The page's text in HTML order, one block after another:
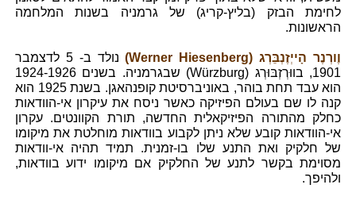
לחימת הבזק (בליץ-קריג) של גרמניה בשנות המלחמה
הראשונות.
וֶורְנֶר הָייְזֶנְבֵּרְג (Werner Hiesenberg)
נולד ב- 5 לדצמבר
1901, בווּרְזְבּוּרְג (Würzburg) שבגרמניה. בשנים 1924-1926
הוא עבד תחת בוהר, באוניברסיטת קופנהאגן. בשנת 1925 הוא
קנה לו שם בעולם הפיזיקה כאשר ניסח את עיקרון אי-הוודאות
כחלק מהתורה הפיזיקאלית החדשה, תורת הקוונטים. עקרון
אי-הוודאות קובע שלא ניתן לקבוע בוודאות מוחלטת את מיקומו
של חלקיק ואת התנע שלו בו-זמנית. תמיד תהיה אי-וודאות
מסוימת בקשר לתנע של החלקיק אם מיקומו ידוע בוודאות,
ולהיפך.